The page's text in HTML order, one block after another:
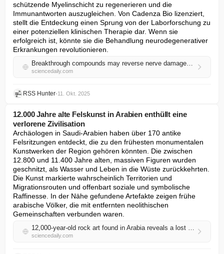
schützende Myelinschicht zu regenerieren und die
Immunantworten auszugleichen. Von Cadenza Bio lizenziert,
stellt die Entdeckung einen Sprung von der Laborforschung zu
einer potenziellen klinischen Therapie dar. Wenn sie
erfolgreich ist, könnte sie die Behandlung neurodegenerativer
Erkrankungen revolutionieren.
Breakthrough compounds may reverse nerve damage caused by multiple sclerosis
sciencedaily.com
RSS Hunter•11. Okt. 2025
12.000 Jahre alte Felskunst in Arabien enthüllt eine
verlorene Zivilisation
Archäologen in Saudi-Arabien haben über 170 antike
Felsritzungen entdeckt, die zu den frühesten monumentalen
Kunstwerken der Region gehören könnten. Die zwischen
12.800 und 11.400 Jahre alten, massiven Figuren wurden
geschnitzt, als Wasser und Leben in die Wüste zurückkehrten.
Die Kunst markierte wahrscheinlich Territorien und
Migrationsrouten und offenbart soziale und symbolische
Raffinesse. In der Nähe gefundene Artefakte zeigen frühe
arabische Völker, die mit entfernten neolithischen
Gemeinschaften verbunden waren.
12,000-year-old rock art found in Arabia reveals a lost civilization
sciencedaily.com